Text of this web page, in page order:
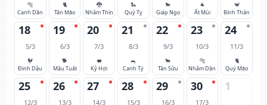
🐅
Canh Dần
🐈
Tân Mão
🐉
Nhâm Thìn
🐍
Quý Tỵ
🐎
Giáp Ngọ
🐐
Ất Mùi
🐒
Bính Thân
18
5/3
🐓
Đinh Dậu
19
6/3
🐕
Mậu Tuất
20
7/3
🐖
Kỷ Hợi
21
8/3
🐀
Canh Tý
22
9/3
🐂
Tân Sửu
23
10/3
🐅
Nhâm Dần
24
11/3
🐈
Quý Mão
25
12/3
26
13/3
27
14/3
28
15/3
29
16/3
30
17/3
1